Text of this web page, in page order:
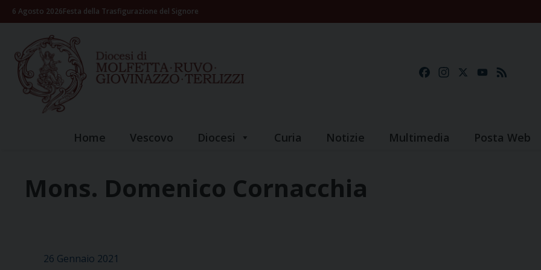
Skip6 Agosto 2026Festa della Trasfigurazione del Signore
FacebookInstagramYouTube
Home Vescovo Diocesi Curia Notizie Multimedia Posta Web
Mons. Domenico Cornacchia
26 Gennaio 2021